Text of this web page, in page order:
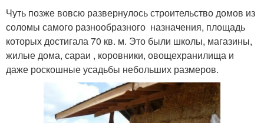
Чуть позже вовсю развернулось строительство домов из
соломы самого разнообразного назначения, площадь
которых достигала 70 кв. м. Это были школы, магазины,
жилые дома, сараи , коровники, овощехранилища и
даже роскошные усадьбы небольших размеров.